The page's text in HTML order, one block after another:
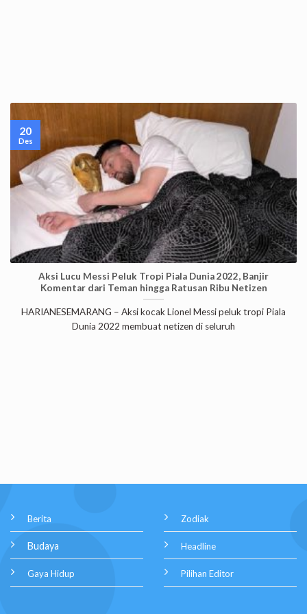
Aksi Lucu Messi Peluk Tropi Piala Dunia 2022, Banjir
Komentar dari Teman hingga Ratusan Ribu Netizen
HARIANESEMARANG – Aksi kocak Lionel Messi peluk tropi Piala
Dunia 2022 membuat netizen di seluruh
20
Des
Berita
Budaya
Gaya Hidup
Zodiak
Headline
Pilihan Editor